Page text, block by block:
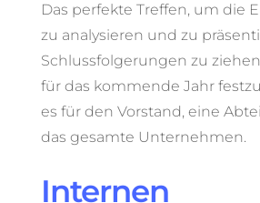
Das perfekte Treffen, um die
zu analysieren und zu
Schlussfolgerungen zu
für das kommende Jahr
es für den Vorstand, eine
das gesamte Unternehmen.
Internen